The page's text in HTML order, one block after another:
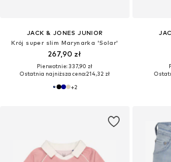
JACK & JONES JUNIOR
Krój super slim Marynarka 'Solar'
267,90 zł
Pierwotnie: 337,90 zł
Ostatnia najniższa cena:214,32 zł
+2